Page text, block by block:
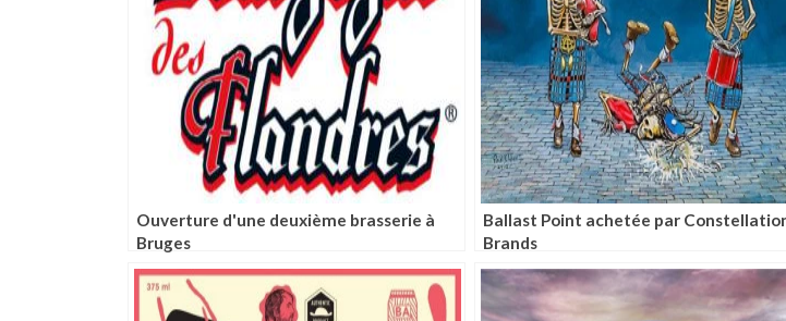
Ouverture d'une deuxième brasserie à
Bruges
Ballast Point achetée par
Brands